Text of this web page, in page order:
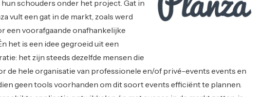
schouders onder het project. Gat in
vult een gat in de markt, zoals werd
een voorafgaande onafhankelijke
het is een idee gegroeid uit een
het zijn steeds dezelfde mensen die
de hele organisatie van professionele en/of privé-events events en
geen tools voorhanden om dit soort events efficiënt te plannen.